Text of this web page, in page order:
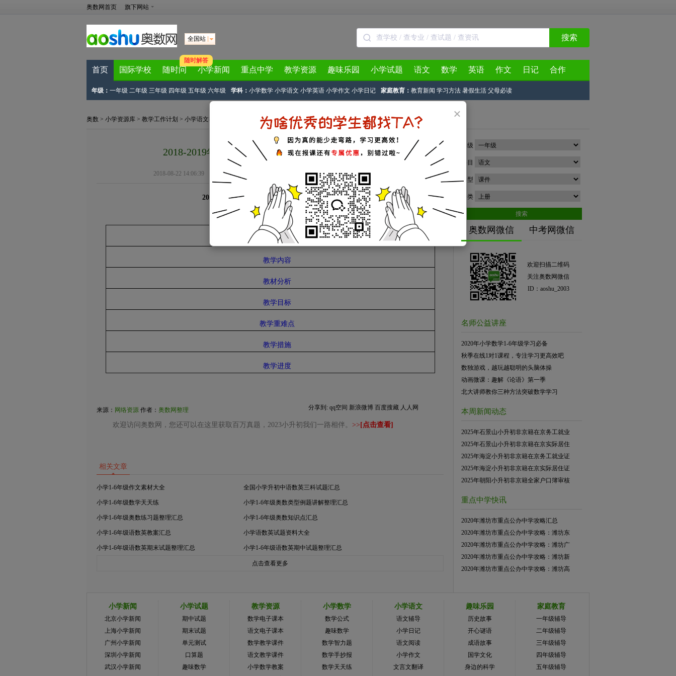
×
奥数网首页 旗下网站
全国站 搜索
首页 国际学校 随时问
随时解答
小学新闻 重点中学 教学资源 趣味乐园 小学试题 语文 数学 英语 作文 日记 合作
年级： 一年级 二年级 三年级 四年级 五年级 六年级 学科： 小学数学 小学语文 小学英语 小学作文 小学日记 家庭教育： 教育新闻 学习方法 暑假生活 父母必读
奥数 > 小学资源库 > 教学工作计划 > 小学语文教学计划 一年级上册语文教学计划> 正文
2018-2019年部编版语文一年级上册教学计划汇总
2018-08-22 14:06:39 下载试卷 部编版语文 教学计划 一年级上册
2018-2019年部编版语文一年级上册教学计划汇总
点击标题查看
学情分析
教学内容
教材分析
教学目标
教学重难点
教学措施
教学进度
来源： 网络资源 作者： 奥数网整理 分享到: qq空间 新浪微博 百度搜藏 人人网
欢迎访问奥数网，您还可以在这里获取百万真题，2023小升初我们一路相伴。 >> [点击查看]
相关文章
小学1-6年级作文素材大全 全国小学升初中语数英三科试题汇总
小学1-6年级数学天天练 小学1-6年级奥数类型例题讲解整理汇总
小学1-6年级奥数练习题整理汇总 小学1-6年级奥数知识点汇总
小学1-6年级语数英教案汇总 小学语数英试题资料大全
小学1-6年级语数英期末试题整理汇总 小学1-6年级语数英期中试题整理汇总
点击查看更多
年级
科目
类型
分类
搜索
奥数网微信 中考网微信
欢迎扫描二维码
关注奥数网微信
ID：aoshu_2003
名师公益讲座
2020年小学数学1-6年级学习必备
秋季在线1对1课程，专注学习更高效吧
数独游戏，越玩越聪明的头脑体操
动画微课：趣解《论语》第一季
北大讲师教你三种方法突破数学学习
本周新闻动态
2025年石景山小升初非京籍在京务工就业
2025年石景山小升初非京籍在京实际居住
2025年海淀小升初非京籍在京务工就业证
2025年海淀小升初非京籍在京实际居住证
2025年朝阳小升初非京籍全家户口簿审核
重点中学快讯
2020年潍坊市重点公办中学攻略汇总
2020年潍坊市重点公办中学攻略：潍坊东
2020年潍坊市重点公办中学攻略：潍坊广
2020年潍坊市重点公办中学攻略：潍坊新
2020年潍坊市重点公办中学攻略：潍坊高
小学新闻
北京小学新闻
上海小学新闻
广州小学新闻
深圳小学新闻
武汉小学新闻
小学试题
期中试题
期末试题
单元测试
口算题
趣味数学
教学资源
数学电子课本
语文电子课本
数学教学课件
语文教学课件
小学数学教案
小学数学
数学公式
趣味数学
数学智力题
数学手抄报
数学天天练
小学语文
语文辅导
小学日记
语文阅读
小学作文
文言文翻译
趣味乐园
历史故事
开心谜语
成语故事
国学文化
身边的科学
家庭教育
一年级辅导
二年级辅导
三年级辅导
四年级辅导
五年级辅导